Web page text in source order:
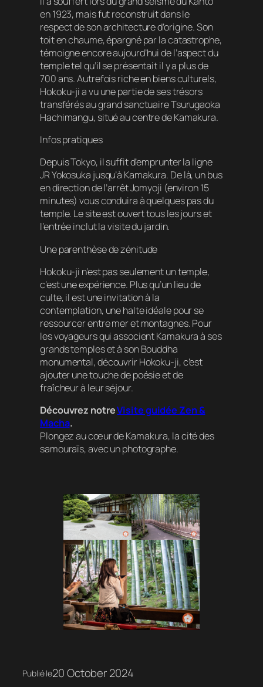
en 1923, mais fut reconstruit dans le
respect de son architecture d’origine. Son
toit en chaume, épargné par la catastrophe,
témoigne encore aujourd’hui de l’aspect du
temple tel qu’il se présentait il y a plus de
700 ans. Autrefois riche en biens culturels,
Hokoku-ji a vu une partie de ses trésors
transférés au grand sanctuaire Tsurugaoka
Hachimangu, situé au centre de Kamakura.
Infos pratiques
Depuis Tokyo, il suffit d’emprunter la ligne
JR Yokosuka jusqu’à Kamakura. De là, un bus
en direction de l’arrêt Jomyoji (environ 15
minutes) vous conduira à quelques pas du
temple. Le site est ouvert tous les jours et
l’entrée inclut la visite du jardin.
Une parenthèse de zénitude
Hokoku-ji n’est pas seulement un temple,
c’est une expérience. Plus qu’un lieu de
culte, il est une invitation à la
contemplation, une halte idéale pour se
ressourcer entre mer et montagnes. Pour
les voyageurs qui associent Kamakura à ses
grands temples et à son Bouddha
monumental, découvrir Hokoku-ji, c’est
ajouter une touche de poésie et de
fraîcheur à leur séjour.
Découvrez notreVisite guidée Zen &
Macha.
Plongez au cœur de Kamakura, la cité des
samouraïs, avec un photographe.
Publié le20 October 2024